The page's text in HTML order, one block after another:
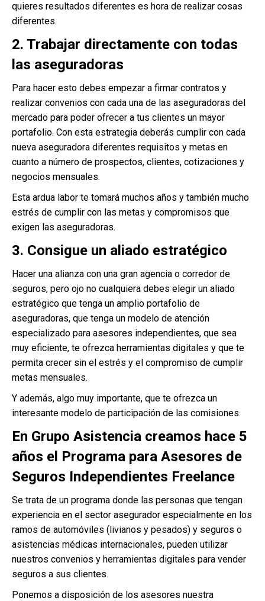
quieres resultados diferentes es hora de realizar cosas
diferentes.
2. Trabajar directamente con todas
las aseguradoras
Para hacer esto debes empezar a firmar contratos y
realizar convenios con cada una de las aseguradoras del
mercado para poder ofrecer a tus clientes un mayor
portafolio. Con esta estrategia deberás cumplir con cada
nueva aseguradora diferentes requisitos y metas en
cuanto a número de prospectos, clientes, cotizaciones y
negocios mensuales.
Esta ardua labor te tomará muchos años y también mucho
estrés de cumplir con las metas y compromisos que
exigen las aseguradoras.
3. Consigue un aliado estratégico
Hacer una alianza con una gran agencia o corredor de
seguros, pero ojo no cualquiera debes elegir un aliado
estratégico que tenga un amplio portafolio de
aseguradoras, que tenga un modelo de atención
especializado para asesores independientes, que sea
muy eficiente, te ofrezca herramientas digitales y que te
permita crecer sin el estrés y el compromiso de cumplir
metas mensuales.
Y además, algo muy importante, que te ofrezca un
interesante modelo de participación de las comisiones.
En Grupo Asistencia creamos hace 5
años el Programa para Asesores de
Seguros Independientes Freelance
Se trata de un programa donde las personas que tengan
experiencia en el sector asegurador especialmente en los
ramos de automóviles (livianos y pesados) y seguros o
asistencias médicas internacionales, pueden utilizar
nuestros convenios y herramientas digitales para vender
seguros a sus clientes.
Ponemos a disposición de los asesores nuestra